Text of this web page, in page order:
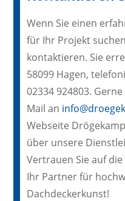
Wenn Sie einen
für Ihr Projekt
kontaktieren. Sie
58099 Hagen,
02334 924803.
Mail an
Webseite
über unsere
Vertrauen Sie auf
Ihr Partner für
Dachdeckerkunst!